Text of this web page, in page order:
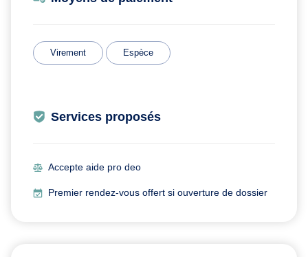
Virement Espèce
Services proposés
Accepte aide pro deo
Premier rendez-vous offert si ouverture de dossier